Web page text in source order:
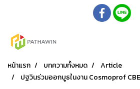
หน้าแรก บทความทั้งหมด
Article
ปฐวินร่วมออกบูธในงาน Cosmoprof